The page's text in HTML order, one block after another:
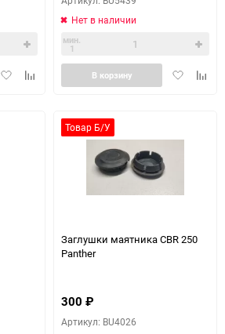
ДобавитьДобавить
Нет в наличии
мин.
1
Добавить
В корзину
Товар Б/У
Заглушки маятника CBR 250
Panther
300 ₽
Артикул: BU4026